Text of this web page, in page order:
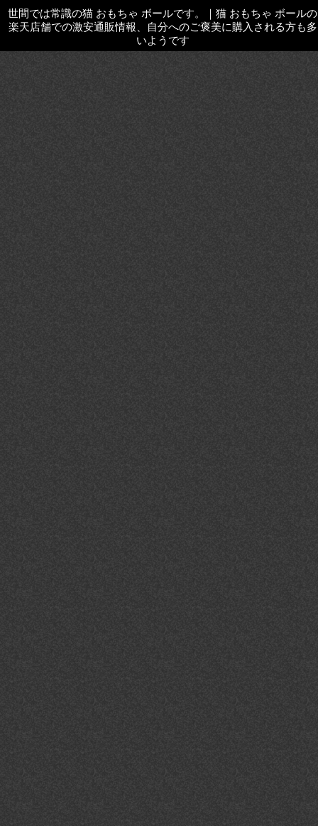
世間では常識の猫 おもちゃ ボールです。 ｜ 猫 おもちゃ ボールの
楽天店舗での激安通販情報、自分へのご褒美に購入される方も多
いようです